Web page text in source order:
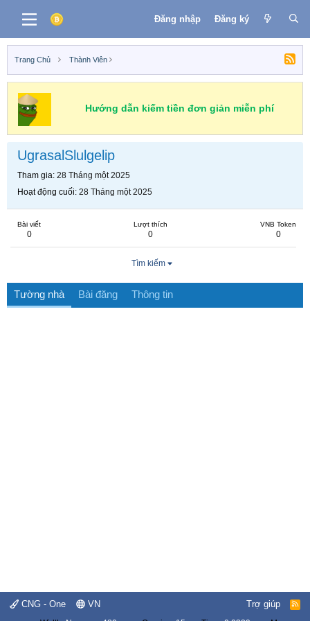
Đăng nhập Đăng ký
Trang Chủ Thành Viên
Hướng dẫn kiếm tiền đơn giản miễn phí
UgrasalSlulgelip
Tham gia 28 Tháng một 2025
Hoạt động cuối 28 Tháng một 2025
Bài viết
0
Lượt thích
0
VNB Token
0
Tìm kiếm
Tường nhà Bài đăng Thông tin
CNG - One VN Trợ giúp
R